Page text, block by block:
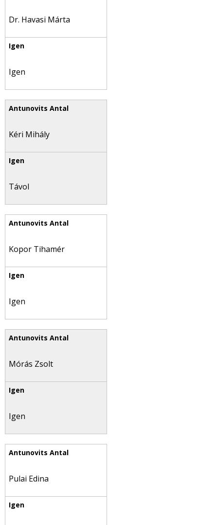
Dr. Havasi Márta
Igen
Kéri Mihály
Távol
Kopor Tihamér
Igen
Mórás Zsolt
Igen
Pulai Edina